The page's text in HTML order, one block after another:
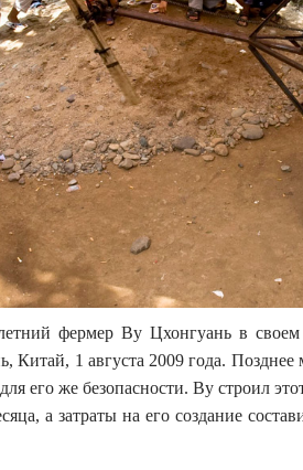
фермер Ву Цхонгуань в
Китай, 1 августа 2009 года. Позднее
его же безопасности. Ву строил
а затраты на его создание